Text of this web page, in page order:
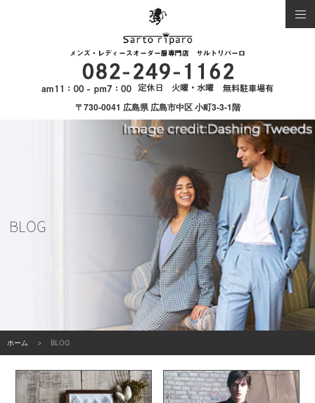
〒730-0041 広島県 広島市中区 小町3-3-1階
BLOG
ホーム BLOG